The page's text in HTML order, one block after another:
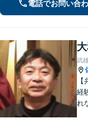
電話でお問い合
武
経
れ